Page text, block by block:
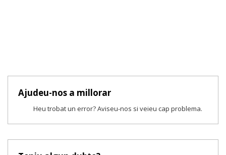
Ajudeu-nos a millorar
Heu trobat un error? Aviseu-nos si veieu cap problema.